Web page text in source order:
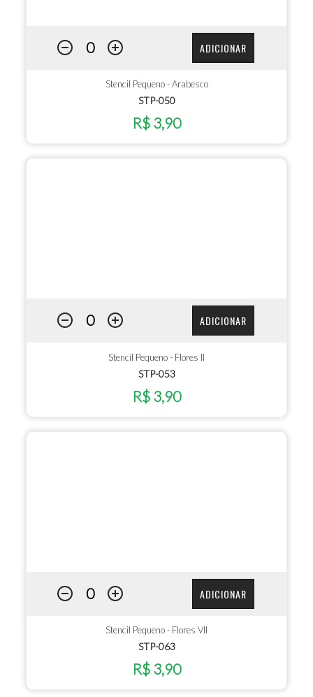
ADICIONAR
Stencil Pequeno - Arabesco
STP-050
R$ 3,90
ADICIONAR
Stencil Pequeno - Flores II
STP-053
R$ 3,90
ADICIONAR
Stencil Pequeno - Flores VII
STP-063
R$ 3,90